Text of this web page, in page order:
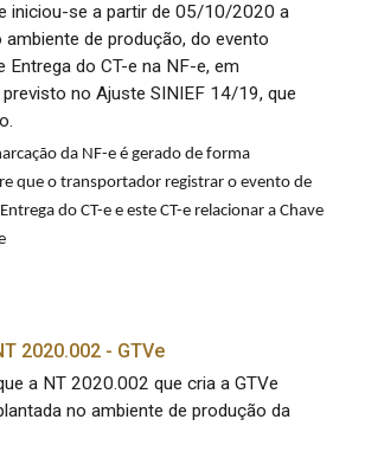
iniciou-se a partir de 05/10/2020 a
de produção, do evento
Entrega do CT-e na NF-e, em
no Ajuste SINIEF 14/19, que
da NF-e é gerado de forma
que o transportador registrar o evento de
do CT-e e este CT-e relacionar a Chave
2020.002 - GTVe
a NT 2020.002 que cria a GTVe
no ambiente de produção da